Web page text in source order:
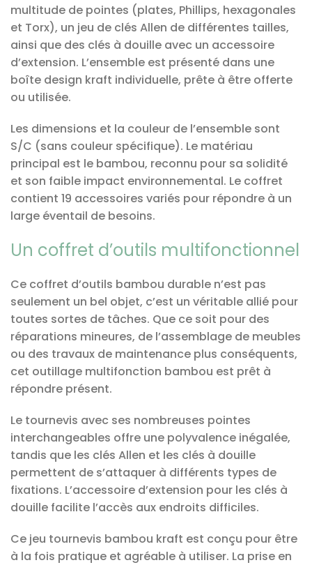
multitude de pointes (plates, Phillips, hexagonales
et Torx), un jeu de clés Allen de différentes tailles,
ainsi que des clés à douille avec un accessoire
d’extension. L’ensemble est présenté dans une
boîte design kraft individuelle, prête à être offerte
ou utilisée.
Les dimensions et la couleur de l’ensemble sont
S/C (sans couleur spécifique). Le matériau
principal est le bambou, reconnu pour sa solidité
et son faible impact environnemental. Le coffret
contient 19 accessoires variés pour répondre à un
large éventail de besoins.
Un coffret d’outils multifonctionnel
Ce coffret d’outils bambou durable n’est pas
seulement un bel objet, c’est un véritable allié pour
toutes sortes de tâches. Que ce soit pour des
réparations mineures, de l’assemblage de meubles
ou des travaux de maintenance plus conséquents,
cet outillage multifonction bambou est prêt à
répondre présent.
Le tournevis avec ses nombreuses pointes
interchangeables offre une polyvalence inégalée,
tandis que les clés Allen et les clés à douille
permettent de s’attaquer à différents types de
fixations. L’accessoire d’extension pour les clés à
douille facilite l’accès aux endroits difficiles.
Ce jeu tournevis bambou kraft est conçu pour être
à la fois pratique et agréable à utiliser. La prise en